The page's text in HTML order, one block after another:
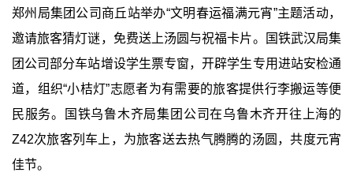
郑州局集团公司商丘站举办“文明春运福满元宵”主题活动，
邀请旅客猜灯谜，免费送上汤圆与祝福卡片。国铁武汉局集
团公司部分车站增设学生票专窗，开辟学生专用进站安检通
道，组织“小桔灯”志愿者为有需要的旅客提供行李搬运等便
民服务。国铁乌鲁木齐局集团公司在乌鲁木齐开往上海的
Z42次旅客列车上，为旅客送去热气腾腾的汤圆，共度元宵
佳节。